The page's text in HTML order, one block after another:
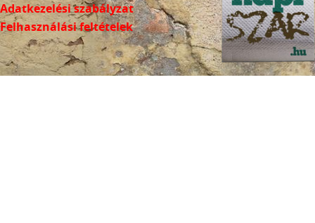
Adatkezelési szabályzat
Felhasználási feltételek